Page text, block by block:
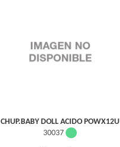
CHUP.BABY DOLL ACIDO POWX12U
30037